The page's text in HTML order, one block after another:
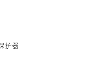
护器